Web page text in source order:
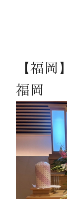
メモリ
葬儀の
施設案内
【福
福岡